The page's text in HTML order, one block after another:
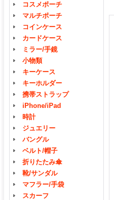
コスメポーチ
マルチポーチ
コインケース
カードケース
ミラー/手鏡
小物類
キーケース
キーホルダー
携帯ストラップ
iPhone/iPad
時計
ジュエリー
バングル
ベルト/帽子
折りたたみ傘
靴/サンダル
マフラー/手袋
スカーフ